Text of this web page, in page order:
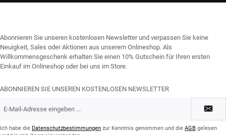
Abonnieren Sie unseren kostenlosen Newsletter und verpassen Sie keine
Neuigkeit, Sales oder Aktionen aus unserem Onlineshop. Als
Willkommensgeschenk erhalten Sie einen 10% Gutschein für Ihren ersten
Einkauf im Onlineshop oder bei uns im Store.
ABONNIEREN SIE UNSEREN KOSTENLOSEN NEWSLETTER
Mail-
*Ich habe die Datenschutzbestimmungen zur Kenntnis genommen und die AGB gelesen